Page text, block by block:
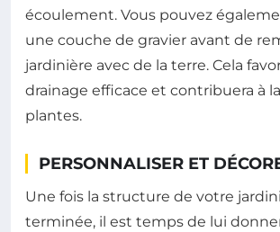
écoulement. Vous pouvez
une couche de gravier avant de
jardinière avec de la terre. Cela
drainage efficace et contribuera à
plantes.
PERSONNALISER ET
Une fois la structure de votre
terminée, il est temps de lui